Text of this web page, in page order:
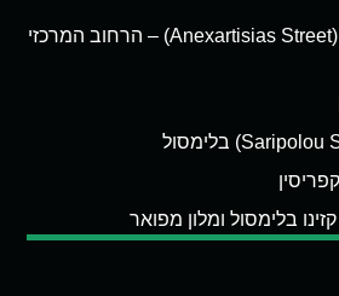
רחוב אנקסארטיסיאס (Anexartisias Street) – הרחוב המרכזי
בלימסול ומלון מפואר